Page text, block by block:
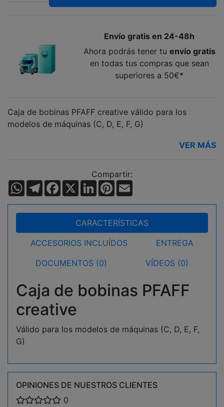
Envío gratis en 24-48h
Ahora podrás tener tu envío gratis
en todas tus compras que sean
superiores a 50€*
Caja de bobinas PFAFF creative válido para los
modelos de máquinas (C, D, E, F, G)
VER MÁS
Compartir:
WhatsApp
TelegramFacebook
X LinkedInPinterest
CARACTERÍSTICAS
ACCESORIOS INCLUÍDOS
ENTREGA
DOCUMENTOS (0)
VÍDEOS (0)
Caja de bobinas PFAFF
creative
Válido para los modelos de máquinas (C, D, E, F,
G)
OPINIONES DE NUESTROS CLIENTES
0